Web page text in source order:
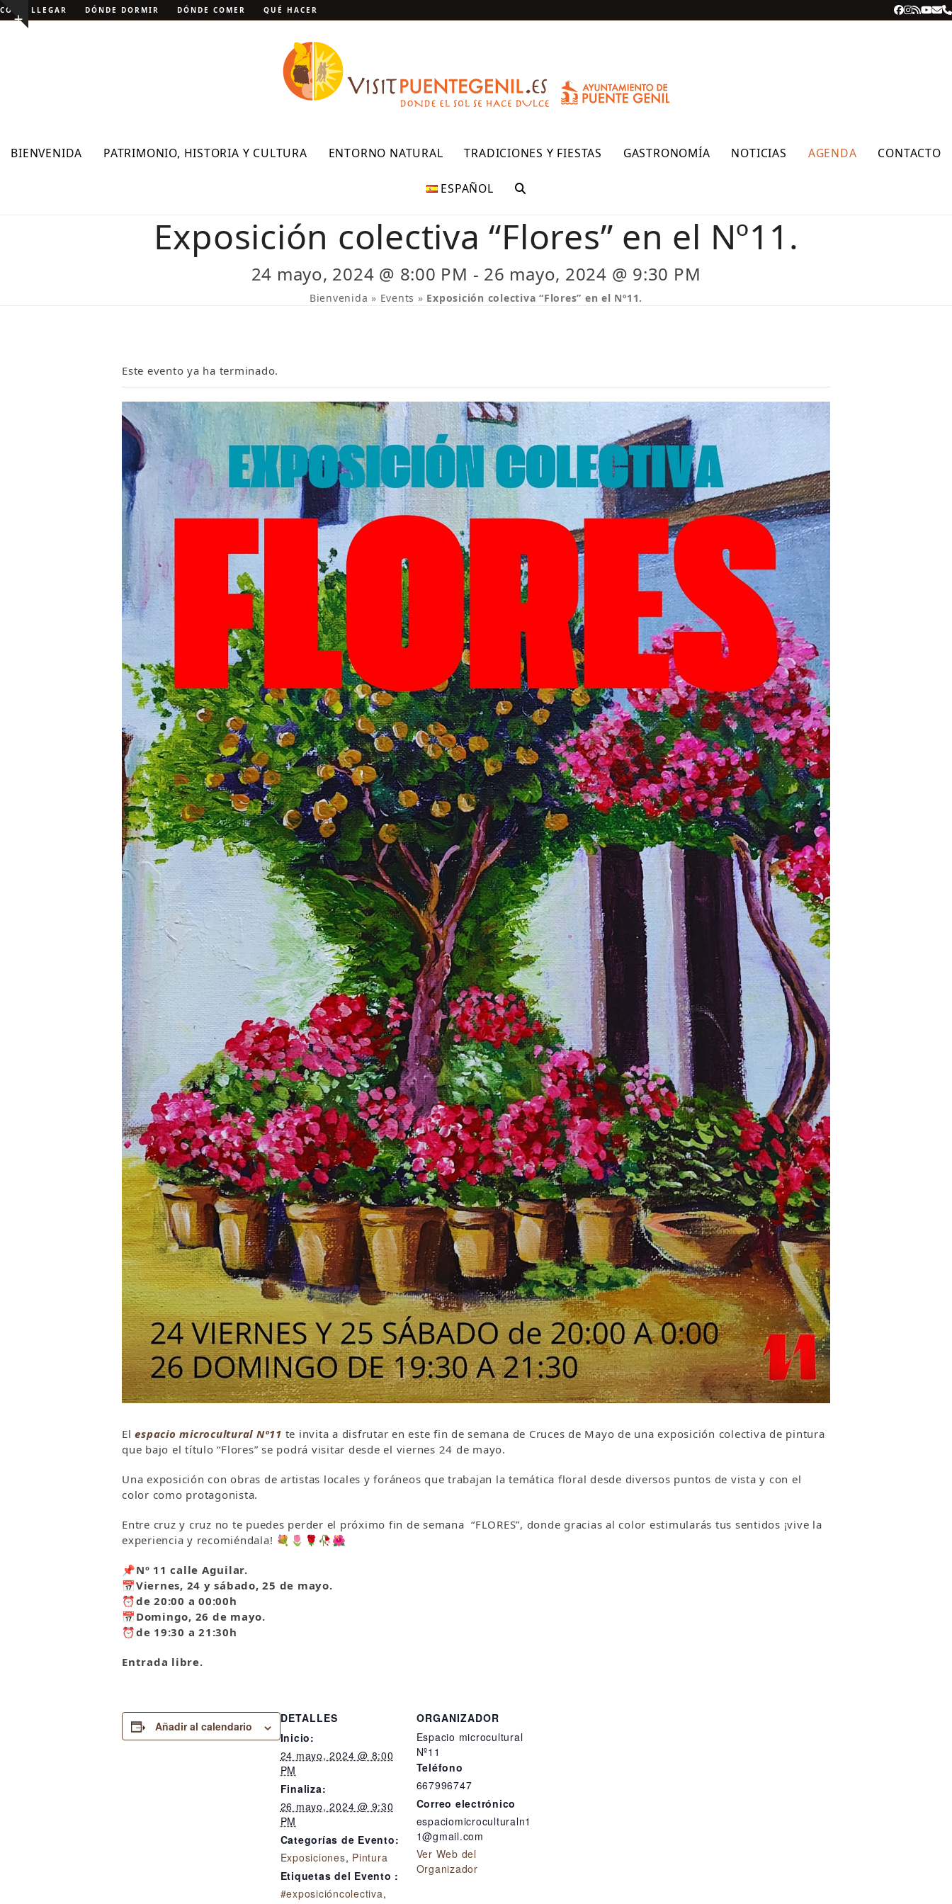
Skip
to Show
CÓMO LLEGAR DÓNDE DORMIR DÓNDE COMER QUÉ HACER Facebook
RSS
BIENVENIDA PATRIMONIO, HISTORIA Y CULTURA ENTORNO NATURAL TRADICIONES Y FIESTAS GASTRONOMÍA NOTICIAS AGENDA CONTACTO
ESPAÑOL
Exposición colectiva “Flores” en el Nº11.
24 mayo, 2024 @ 8:00 PM - 26 mayo, 2024 @ 9:30 PM
Bienvenida » Events » Exposición colectiva “Flores” en el Nº11.
Este evento ya ha terminado.
Elespacio microcultural Nº11 te invita a disfrutar en este fin de semana de Cruces de Mayo de una exposición colectiva de pintura
que bajo el título “Flores” se podrá visitar desde el viernes 24 de mayo.
Una exposición con obras de artistas locales y foráneos que trabajan la temática floral desde diversos puntos de vista y con el
color como protagonista.
Entre cruz y cruz no te puedes perder el próximo fin de semana “FLORES”, donde gracias al color estimularás tus sentidos ¡vive la
experiencia y recomiéndala! 💐 🌷 🌹 🥀 🌺
📌Nº 11 calle Aguilar.
📅Viernes, 24 y sábado, 25 de mayo.
⏰de 20:00 a 00:00h
📅 Domingo, 26 de mayo.
⏰de 19:30 a 21:30h
Entrada libre.
Añadir al calendario
DETALLES
Inicio:
24 mayo, 2024 @ 8:00
PM
Finaliza:
26 mayo, 2024 @ 9:30
PM
Categorías de Evento:
Exposiciones, Pintura
Etiquetas del Evento :
#exposicióncolectiva,
ORGANIZADOR
Espacio microcultural
Nº11
Teléfono
667996747
Correo electrónico
espaciomicroculturaln1
1@gmail.com
Ver Web del
Organizador